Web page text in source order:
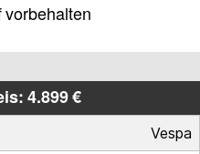
vorbehalten
4.899 €
Vespa